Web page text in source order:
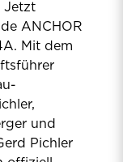
Jetzt
ANCHOR
Mit dem
und
Pichler